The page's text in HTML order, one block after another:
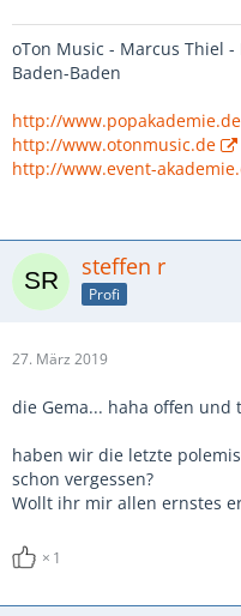
oTon Music - Marcus Thiel
Baden-Baden
http://www.popakademie.de
http://www.otonmusic.de
http://www.event-
steffen r
Profi
27. März 2019
die Gema... haha offen und
haben wir die letzte
schon vergessen?
Wollt ihr mir allen ernstes
1